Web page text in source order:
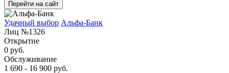
Перейти на сайт
Удачный выбор Альфа-Банк
Лиц №1326
Открытие
0 руб.
Обслуживание
1 690 - 16 900 руб.